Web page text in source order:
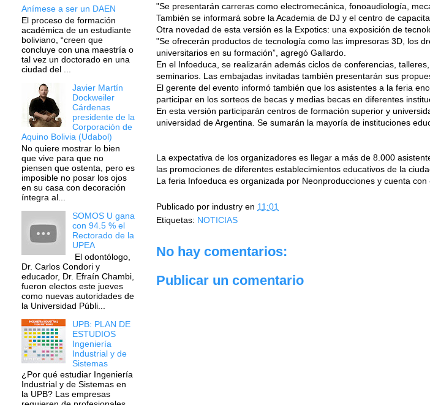
"Se presentarán carreras como electromecánica, fonoaudiología,
También se informará sobre la Academia de DJ y el centro de
Otra novedad de esta versión es la Expotics: una exposición de
"Se ofrecerán productos de tecnología como las impresoras 3D, los
universitarios en su formación”, agregó Gallardo.
En el Infoeduca, se realizarán además ciclos de conferencias,
seminarios. Las embajadas invitadas también presentarán sus
El gerente del evento informó también que los asistentes a la feria
participar en los sorteos de becas y medias becas en diferentes
En esta versión participarán centros de formación superior y
universidad de Argentina. Se sumarán la mayoría de instituciones
La expectativa de los organizadores es llegar a más de 8.000
las promociones de diferentes establecimientos educativos de la
La feria Infoeduca es organizada por Neonproducciones y cuenta
Publicado por industry en 11:01
Etiquetas: NOTICIAS
No hay comentarios:
Publicar un comentario
Anímese a ser un DAEN
El proceso de formación
académica de un estudiante
boliviano, “creen que
concluye con una maestría o
tal vez un doctorado en una
ciudad del ...
Javier Martín
Dockweiler
Cárdenas
presidente de la
Corporación de
Aquino Bolivia (Udabol)
No quiere mostrar lo bien
que vive para que no
piensen que ostenta, pero es
imposible no posar los ojos
en su casa con decoración
íntegra al...
SOMOS U gana
con 94.5 % el
Rectorado de la
UPEA
El odontólogo,
Dr. Carlos Condori y
educador, Dr. Efraín Chambi,
fueron electos este jueves
como nuevas autoridades de
la Universidad Públi...
UPB: PLAN DE
ESTUDIOS
Ingeniería
Industrial y de
Sistemas
¿Por qué estudiar Ingeniería
Industrial y de Sistemas en
la UPB? Las empresas